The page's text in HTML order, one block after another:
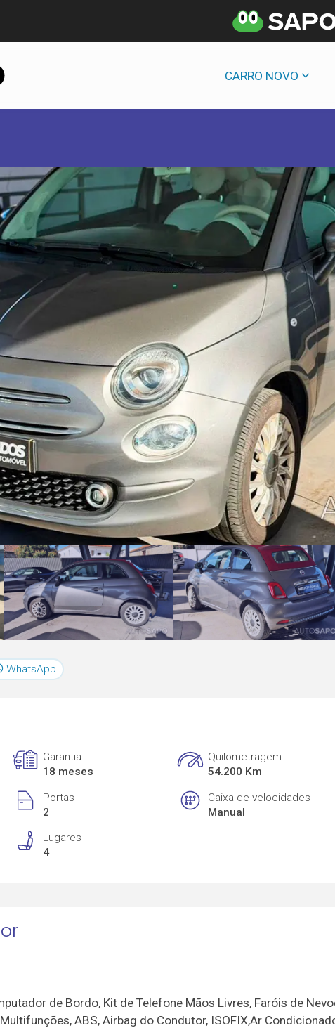
CARRO NOVO
WhatsApp
Garantia
18 meses
Quilometragem
54.200 Km
Portas
2
Caixa de velocidades
Manual
Lugares
4
de Bordo, Kit de Telefone Mãos Livres, Faróis de
ABS, Airbag do Condutor, ISOFIX,Ar